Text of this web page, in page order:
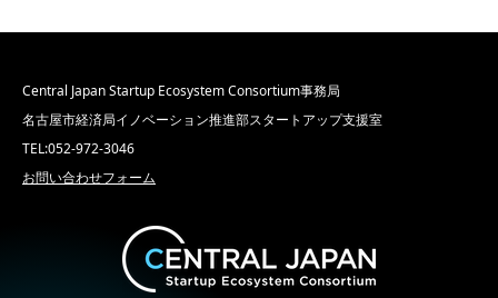
Central Japan Startup Ecosystem Consortium事務局
名古屋市経済局イノベーション推進部スタートアップ支援室
TEL:052-972-3046
お問い合わせフォーム